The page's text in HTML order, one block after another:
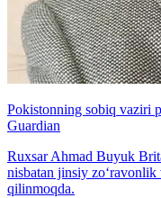
Pokistonning sobiq vaziri
Guardian
Ruxsar Ahmad Buyuk
nisbatan jinsiy
qilinmoqda.